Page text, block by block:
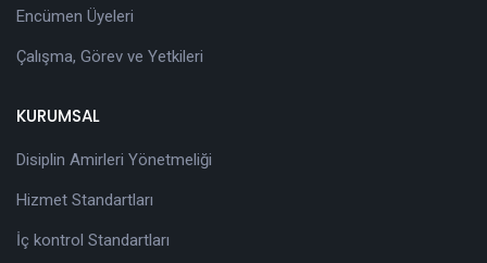
Encümen Üyeleri
Çalışma, Görev ve Yetkileri
KURUMSAL
Disiplin Amirleri Yönetmeliği
Hizmet Standartları
İç kontrol Standartları